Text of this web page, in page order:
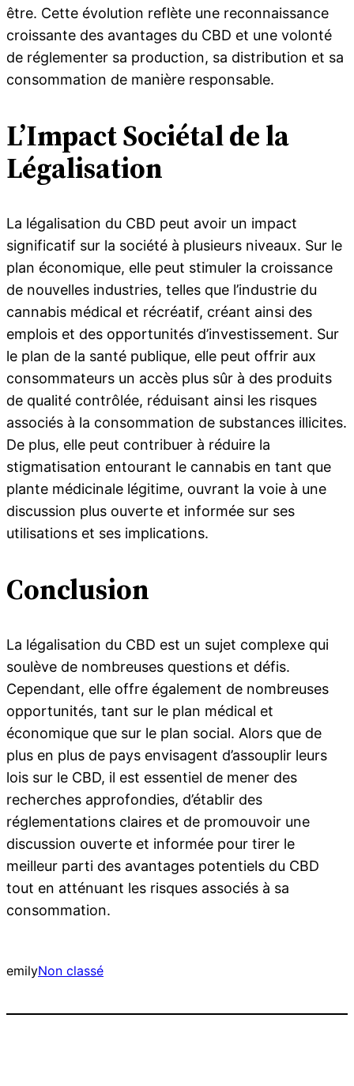
être. Cette évolution reflète une reconnaissance
croissante des avantages du CBD et une volonté
de réglementer sa production, sa distribution et sa
consommation de manière responsable.
L’Impact Sociétal de la
Légalisation
La légalisation du CBD peut avoir un impact
significatif sur la société à plusieurs niveaux. Sur le
plan économique, elle peut stimuler la croissance
de nouvelles industries, telles que l’industrie du
cannabis médical et récréatif, créant ainsi des
emplois et des opportunités d’investissement. Sur
le plan de la santé publique, elle peut offrir aux
consommateurs un accès plus sûr à des produits
de qualité contrôlée, réduisant ainsi les risques
associés à la consommation de substances illicites.
De plus, elle peut contribuer à réduire la
stigmatisation entourant le cannabis en tant que
plante médicinale légitime, ouvrant la voie à une
discussion plus ouverte et informée sur ses
utilisations et ses implications.
Conclusion
La légalisation du CBD est un sujet complexe qui
soulève de nombreuses questions et défis.
Cependant, elle offre également de nombreuses
opportunités, tant sur le plan médical et
économique que sur le plan social. Alors que de
plus en plus de pays envisagent d’assouplir leurs
lois sur le CBD, il est essentiel de mener des
recherches approfondies, d’établir des
réglementations claires et de promouvoir une
discussion ouverte et informée pour tirer le
meilleur parti des avantages potentiels du CBD
tout en atténuant les risques associés à sa
consommation.
emilyNon classé